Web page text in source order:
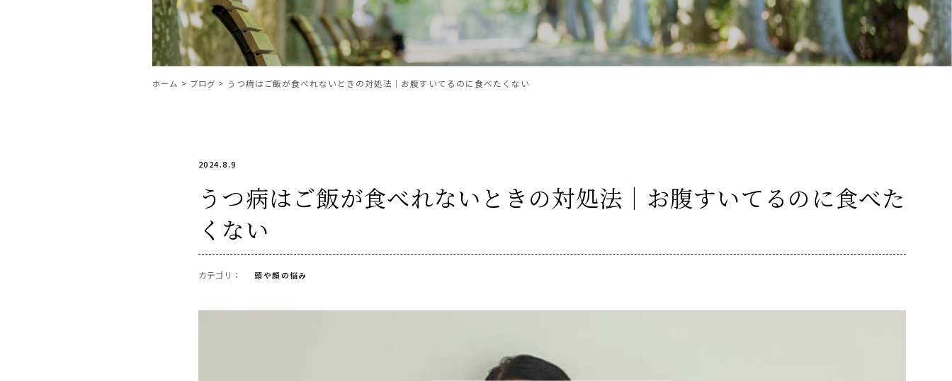
ホーム ブログ うつ病はご飯が食べれないときの対処法｜お腹すいてるのに食べたくない
2024.8.9
うつ病はご飯が食べれないときの対処法｜お腹すいてるのに食べた
くない
カテゴリ： 頭や顔の悩み